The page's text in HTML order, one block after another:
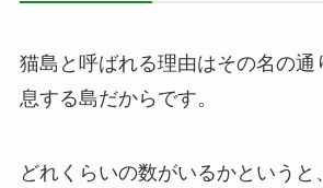
猫島と呼ばれる理由はその名の通
息する島だからです。
どれくらいの数がいるかという